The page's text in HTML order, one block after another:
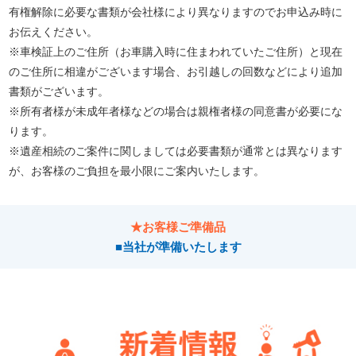
有権解除に必要な書類が会社様により異なりますのでお申込み時に
お伝えください。
※車検証上のご住所（お車購入時に住まわれていたご住所）と現在
のご住所に相違がございます場合、お引越しの回数などにより追加
書類がございます。
※所有者様が未成年者様などの場合は親権者様の同意書が必要にな
ります。
※遺産相続のご案件に関しましては必要書類が通常とは異なります
が、お客様のご負担を最小限にご案内いたします。
★お客様ご準備品
■当社が準備いたします